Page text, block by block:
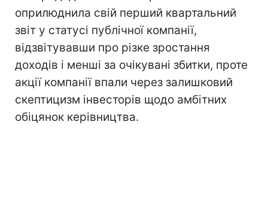
оприлюднила свій перший квартальний
звіт у статусі публічної компанії,
відзвітувавши про різке зростання
доходів і менші за очікувані збитки, проте
акції компанії впали через залишковий
скептицизм інвесторів щодо амбітних
обіцянок керівництва.